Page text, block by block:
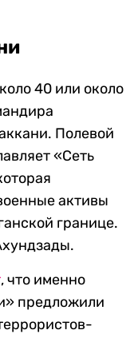
40 или около
Полевой
«Сеть
активы
границе.
, что именно
предложили